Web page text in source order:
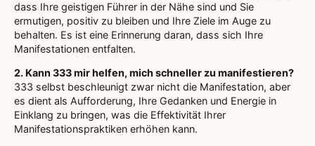
dass Ihre geistigen Führer in der Nähe sind und Sie
ermutigen, positiv zu bleiben und Ihre Ziele im Auge zu
behalten. Es ist eine Erinnerung daran, dass sich Ihre
Manifestationen entfalten.
2. Kann 333 mir helfen, mich schneller zu manifestieren?
333 selbst beschleunigt zwar nicht die Manifestation, aber
es dient als Aufforderung, Ihre Gedanken und Energie in
Einklang zu bringen, was die Effektivität Ihrer
Manifestationspraktiken erhöhen kann.